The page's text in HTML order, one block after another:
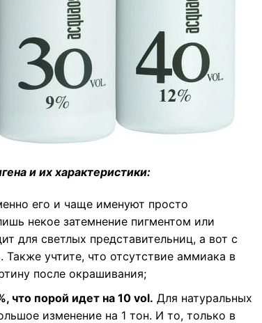
и их характеристики:
его и чаще именуют просто
некое затемнение пигментом или
для светлых представительниц, а вот с
учтите, что отсутствие аммиака в
после окрашивания;
что порой идет на 10 vol. Для натуральных
изменение на 1 тон. И то, только в